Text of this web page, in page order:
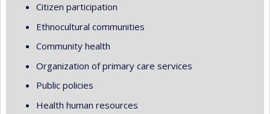
Citizen participation
Ethnocultural communities
Community health
Organization of primary care services
Public policies
Health human resources